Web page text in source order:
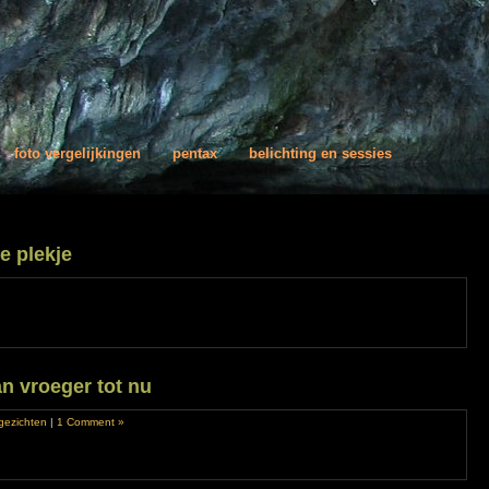
foto vergelijkingen pentax belichting en sessies
plekje
vroeger tot nu
| 1 Comment »